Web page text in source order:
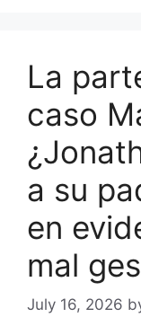
La
caso
a su
en
mal
July 16, 2026